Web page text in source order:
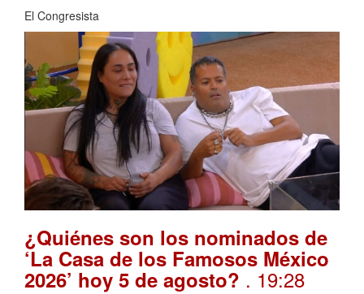
El Congresista
¿Quiénes son los nominados de
‘La Casa de los Famosos México
2026’ hoy 5 de agosto? . 19:28